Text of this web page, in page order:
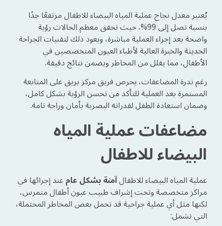
يُعتبر معدل نجاح عملية المياه البيضاء للاطفال مرتفعًا جدًا
بنسبة تصل إلى 99%، حيث تحقق معظم الحالات رؤية
واضحة بعد إجراء العملية مباشرة، ويعود ذلك لتقنيات الجراحة
الحديثة والخبرة العالية لأطباء العيون المتخصصين في
الأطفال، مما يقلل من المخاطر ويضمن نتائج دقيقة.
رغم ندرة المضاعفات، يحرص فريق مركز بريق على المتابعة
المستمرة بعد العملية للتأكد من تحسن الرؤية بشكل كامل،
وضمان استعادة الطفل لقدراته البصرية بأمان وراحة تامة.
مضاعفات عملية المياه
البيضاء للاطفال
عملية المياه البيضاء للاطفالآمنة بشكل عامعند إجرائها في
مراكز متخصصة وتحت إشراف طبيب عيون أطفال متمرس،
لكنها مثل أي عملية جراحية قد تحمل بعض المخاطر المحتملة،
التي تشمل: